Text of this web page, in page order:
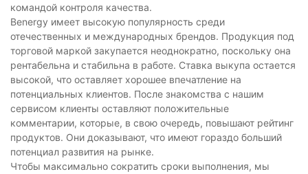
командой контроля качества.
Benergy имеет высокую популярность среди
отечественных и международных брендов. Продукция под
торговой маркой закупается неоднократно, поскольку она
рентабельна и стабильна в работе. Ставка выкупа остается
высокой, что оставляет хорошее впечатление на
потенциальных клиентов. После знакомства с нашим
сервисом клиенты оставляют положительные
комментарии, которые, в свою очередь, повышают рейтинг
продуктов. Они доказывают, что имеют гораздо больший
потенциал развития на рынке.
Чтобы максимально сократить сроки выполнения, мы